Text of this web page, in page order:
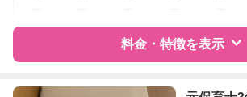
なし
定期予約 お引き受けしてい
料金・特徴を表示
特徴 料金 レビュー